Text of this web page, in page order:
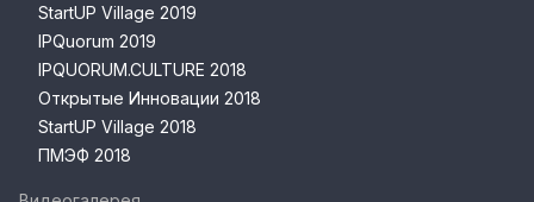
StartUP Village 2019
IPQuorum 2019
IPQUORUM.CULTURE 2018
Открытые Инновации 2018
StartUP Village 2018
ПМЭФ 2018